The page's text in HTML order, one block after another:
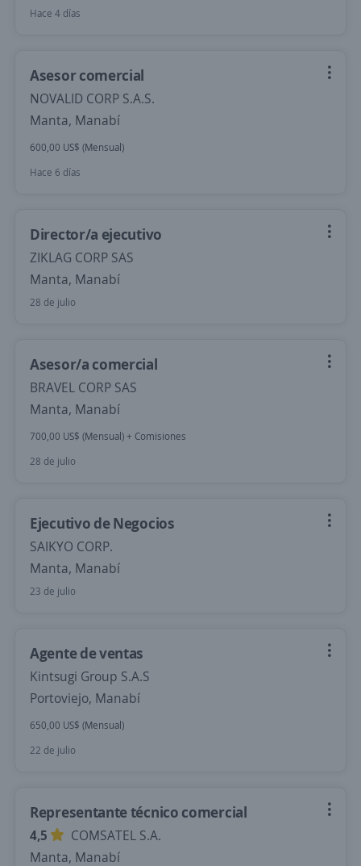
Hace 4 días
Asesor comercial
NOVALID CORP S.A.S.
Manta, Manabí
600,00 US$ (Mensual)
Hace 6 días
Director/a ejecutivo
ZIKLAG CORP SAS
Manta, Manabí
28 de julio
Asesor/a comercial
BRAVEL CORP SAS
Manta, Manabí
700,00 US$ (Mensual) + Comisiones
28 de julio
Ejecutivo de Negocios
SAIKYO CORP.
Manta, Manabí
23 de julio
Agente de ventas
Kintsugi Group S.A.S
Portoviejo, Manabí
650,00 US$ (Mensual)
22 de julio
Representante técnico comercial
4,5
COMSATEL S.A.
Manta, Manabí